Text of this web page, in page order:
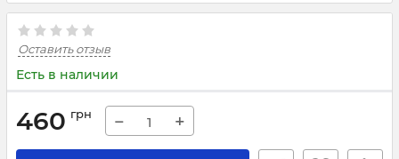
Оставить отзыв
Есть в наличии
460 грн − +